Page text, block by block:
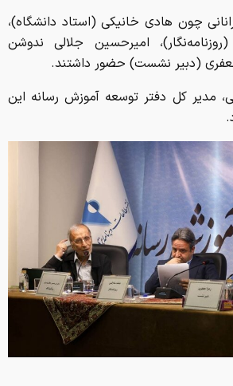
چون هادی خانیکی (استاد دانشگاه)،
امیرحسین جلالی ندوشن
(دبیر نشست) حضور داشتند.
مدیر کل دفتر توسعه آموزش رسانه این